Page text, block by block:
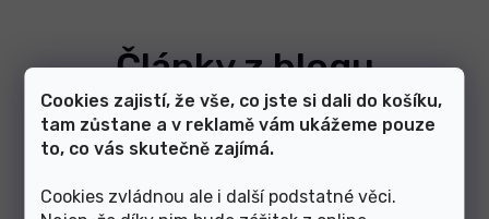
Cookies zajistí, že vše, co jste si dali do košíku,
tam zůstane a v reklamě vám ukážeme pouze
to, co vás skutečně zajímá.
Cookies zvládnou ale i další podstatné věci.
Články z blogu
Zobrazit další články